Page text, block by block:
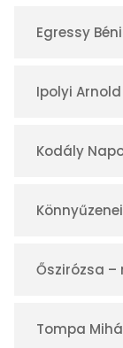
Egressy
Ipolyi
Kodály
Őszirózsa
Tompa